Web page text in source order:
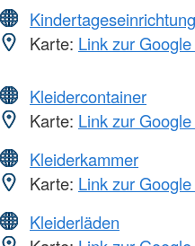
Kindertageseinrichtung
Karte: Link zur
Kleidercontainer
Karte: Link zur
Kleiderkammer
Karte: Link zur
Kleiderläden